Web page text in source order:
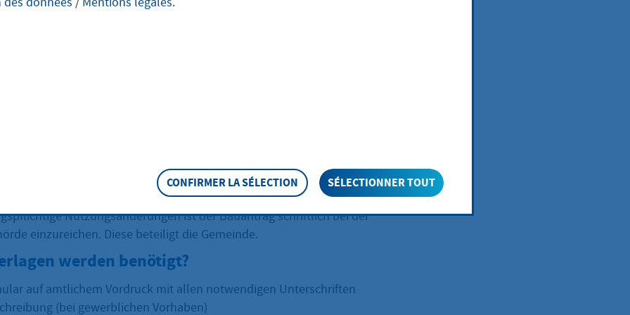
der Nutzung - auch ohne bauliche Änderungen - ist
oder weitergehende Anforderungen stellt. Das ist in der Regel der
Nutzungsänderungen ist der Bauantrag schriftlich bei der
einzureichen. Diese beteiligt die Gemeinde.
werden benötigt?
auf amtlichem Vordruck mit allen notwendigen Unterschriften
(bei gewerblichen Vorhaben)
CONFIRMER LA SÉLECTION SÉLECTIONNER TOUT